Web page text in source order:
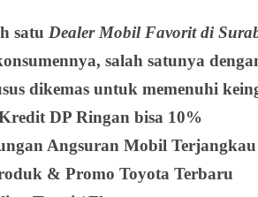
satu Dealer Mobil Favorit di
salah satunya
dikemas untuk memenuhi
DP Ringan bisa 10%
Angsuran Mobil
& Promo Toyota Terbaru